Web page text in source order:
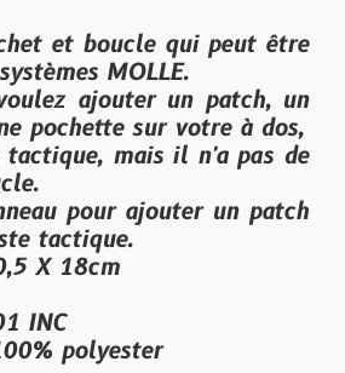
et boucle qui peut être
MOLLE.
ajouter un patch, un
pochette sur votre à dos,
mais il n'a pas de
pour ajouter un patch
tactique.
X 18cm
INC
polyester